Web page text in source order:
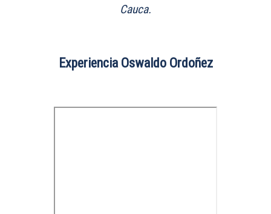
Cauca.
Experiencia Oswaldo Ordoñez